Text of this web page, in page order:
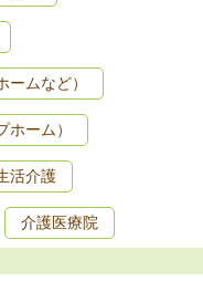
ムなど）
ーム）
活介護
介護医療院